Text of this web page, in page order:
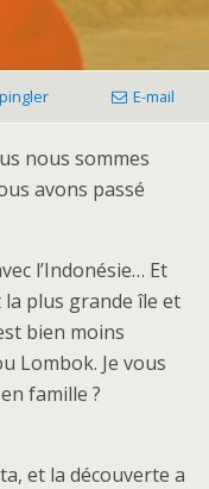
E-mail
nous sommes
avons passé
l’Indonésie… Et
la plus grande île et
bien moins
Lombok. Je vous
famille ?
et la découverte a